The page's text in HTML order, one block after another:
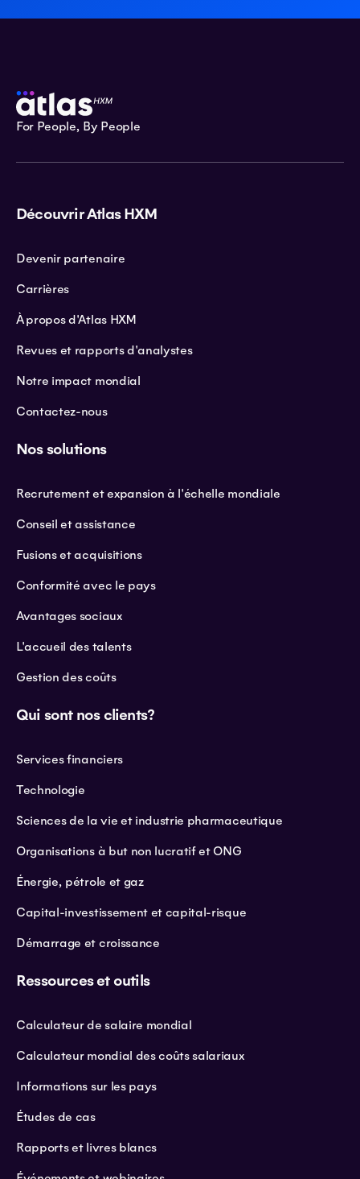
For People, By People
Découvrir Atlas HXM
Devenir partenaire
Carrières
À propos d'Atlas HXM
Revues et rapports d'analystes
Notre impact mondial
Contactez-nous
Nos solutions
Recrutement et expansion à l'échelle mondiale
Conseil et assistance
Fusions et acquisitions
Conformité avec le pays
Avantages sociaux
L'accueil des talents
Gestion des coûts
Qui sont nos clients?
Services financiers
Technologie
Sciences de la vie et industrie pharmaceutique
Organisations à but non lucratif et ONG
Énergie, pétrole et gaz
Capital-investissement et capital-risque
Démarrage et croissance
Ressources et outils
Calculateur de salaire mondial
Calculateur mondial des coûts salariaux
Informations sur les pays
Études de cas
Rapports et livres blancs